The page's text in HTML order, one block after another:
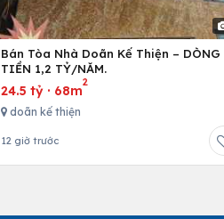
Bán Tòa Nhà Doãn Kế Thiện – DÒNG
TIỀN 1,2 TỶ/NĂM.
24.5 tỷ· 68m
2
doãn kế thiện
12 giờ trước